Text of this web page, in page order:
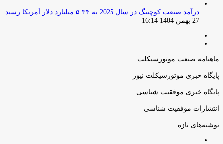
درآمد صنعت کوچینگ در سال 2025 به ۵.۳۴ میلیارد دلار آمریکا رسید
27 بهمن 1404 16:14
ماهنامه صنعت موتورسیکلت
پایگاه خبری موتورسیکلت نیوز
پایگاه خبری موفقیت شناسی
انتشارات موفقیت شناسی
نوشته‌های تازه